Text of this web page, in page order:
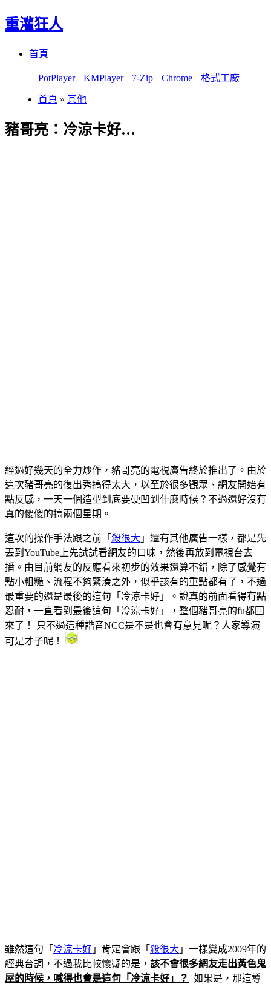
重灌狂人
首頁
PotPlayer KMPlayer 7-Zip Chrome 格式工廠
首頁 » 其他
豬哥亮：冷涼卡好…
經過好幾天的全力炒作，豬哥亮的電視廣告終於推出了。由於
這次豬哥亮的復出秀搞得太大，以至於很多觀眾、網友開始有
點反感，一天一個造型到底要硬凹到什麼時候？不過還好沒有
真的傻傻的搞兩個星期。
這次的操作手法跟之前「 殺很大 」還有其他廣告一樣，都是先
丟到YouTube上先試試看網友的口味，然後再放到電視台去
播。由目前網友的反應看來初步的效果還算不錯，除了感覺有
點小粗糙、流程不夠緊湊之外，似乎該有的重點都有了，不過
最重要的還是最後的這句「冷涼卡好」。說真的前面看得有點
忍耐，一直看到最後這句「冷涼卡好」，整個豬哥亮的fu都回
來了！ 只不過這種諧音NCC是不是也會有意見呢？人家導演
可是才子呢！
雖然這句「 冷涼卡好 」肯定會跟「 殺很大 」一樣變成2009年的
經典台詞，不過我比較懷疑的是， 該不會很多網友走出黃色鬼
屋的時候，喊得也會是這句「冷涼卡好」？
如果是，那這導